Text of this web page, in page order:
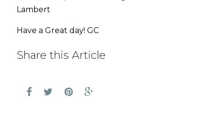
Lambert
Have a Great day! GC
Share this Article